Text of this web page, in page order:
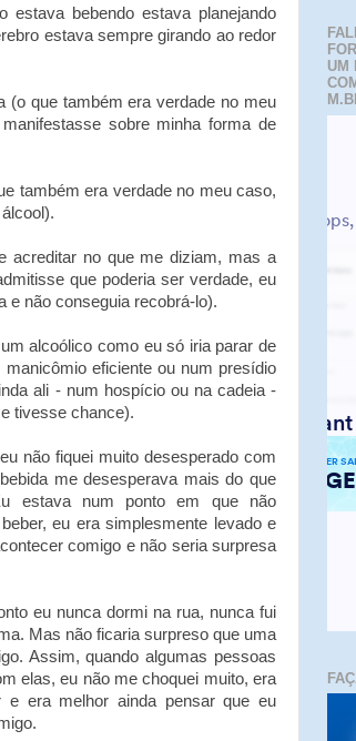
estava bebendo estava planejando
estava sempre girando ao redor
(o que também era verdade no meu
sobre minha forma de
também era verdade no meu caso,
acreditar no que me diziam, mas a
que poderia ser verdade, eu
e não conseguia recobrá-lo).
alcoólico como eu só iria parar de
eficiente ou num presídio
ali - num hospício ou na cadeia -
tivesse chance).
não fiquei muito desesperado com
me desesperava mais do que
estava num ponto em que não
eu era simplesmente levado e
comigo e não seria surpresa
eu nunca dormi na rua, nunca fui
Mas não ficaria surpreso que uma
Assim, quando algumas pessoas
elas, eu não me choquei muito, era
e era melhor ainda pensar que eu
UM